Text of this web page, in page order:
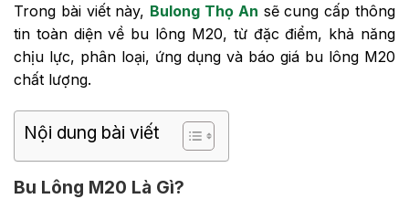
Trong bài viết này, Bulong Thọ An sẽ cung cấp thông
tin toàn diện về bu lông M20, từ đặc điểm, khả năng
chịu lực, phân loại, ứng dụng và báo giá bu lông M20
chất lượng.
Nội dung bài viết
Bu Lông M20 Là Gì?